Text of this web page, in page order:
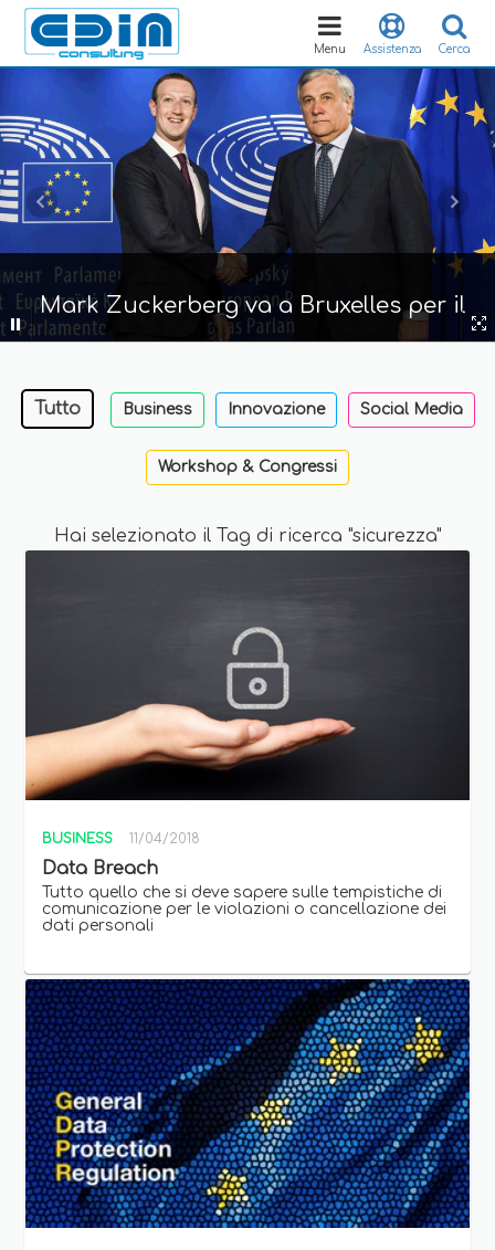
Cerca
Assistenza
Toggle
navigation
Menu
Data Breach
Tutto Business Innovazione Social Media
Workshop & Congressi
Hai selezionato il Tag di ricerca "sicurezza"
BUSINESS 11/04/2018
Data Breach
Tutto quello che si deve sapere sulle tempistiche di
comunicazione per le violazioni o cancellazione dei
dati personali